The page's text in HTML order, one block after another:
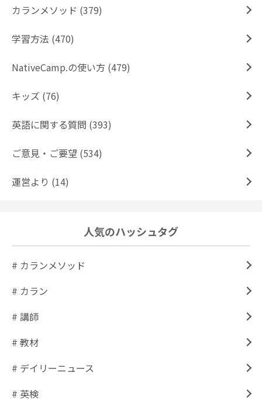
カランメソッド (379)
学習方法 (470)
NativeCamp.の使い方 (479)
キッズ (76)
英語に関する質問 (393)
ご意見・ご要望 (534)
運営より (14)
人気のハッシュタグ
# カランメソッド
# カラン
# 講師
# 教材
# デイリーニュース
# 英検